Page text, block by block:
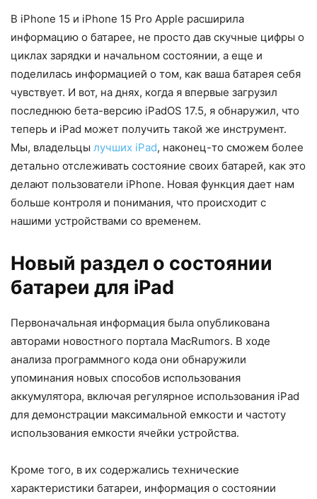
В iPhone 15 и iPhone 15 Pro Apple расширила
информацию о батарее, не просто дав скучные цифры о
циклах зарядки и начальном состоянии, а еще и
поделилась информацией о том, как ваша батарея себя
чувствует. И вот, на днях, когда я впервые загрузил
последнюю бета-версию iPadOS 17.5, я обнаружил, что
теперь и iPad может получить такой же инструмент.
Мы, владельцы лучших iPad, наконец-то сможем более
детально отслеживать состояние своих батарей, как это
делают пользователи iPhone. Новая функция дает нам
больше контроля и понимания, что происходит с
нашими устройствами со временем.
Новый раздел о состоянии
батареи для iPad
Первоначальная информация была опубликована
авторами новостного портала MacRumors. В ходе
анализа программного кода они обнаружили
упоминания новых способов использования
аккумулятора, включая регулярное использования iPad
для демонстрации максимальной емкости и частоту
использования емкости ячейки устройства.
Кроме того, в их содержались технические
характеристики батареи, информация о состоянии